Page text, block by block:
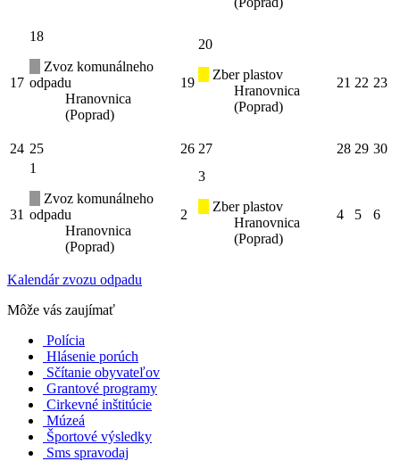
17
18
Zvoz komunálneho
odpadu
Hranovnica
(Poprad)
19
20
Zber plastov
Hranovnica
(Poprad)
21 22 23
24 25 26 27 28 29 30
31
1
Zvoz komunálneho
odpadu
Hranovnica
(Poprad)
2
3
Zber plastov
Hranovnica
(Poprad)
4 5 6
Kalendár zvozu odpadu
Môže vás zaujímať
Polícia
Hlásenie porúch
Sčítanie obyvateľov
Grantové programy
Cirkevné inštitúcie
Múzeá
Športové výsledky
Sms spravodaj